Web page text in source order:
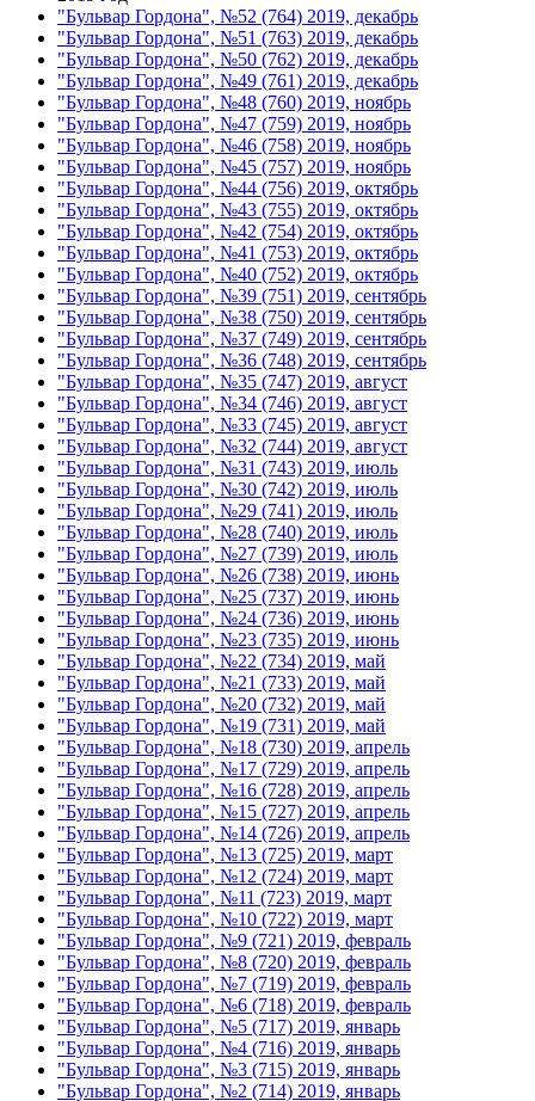
"Бульвар Гордона", №52 (764) 2019, декабрь
"Бульвар Гордона", №51 (763) 2019, декабрь
"Бульвар Гордона", №50 (762) 2019, декабрь
"Бульвар Гордона", №49 (761) 2019, декабрь
"Бульвар Гордона", №48 (760) 2019, ноябрь
"Бульвар Гордона", №47 (759) 2019, ноябрь
"Бульвар Гордона", №46 (758) 2019, ноябрь
"Бульвар Гордона", №45 (757) 2019, ноябрь
"Бульвар Гордона", №44 (756) 2019, октябрь
"Бульвар Гордона", №43 (755) 2019, октябрь
"Бульвар Гордона", №42 (754) 2019, октябрь
"Бульвар Гордона", №41 (753) 2019, октябрь
"Бульвар Гордона", №40 (752) 2019, октябрь
"Бульвар Гордона", №39 (751) 2019, сентябрь
"Бульвар Гордона", №38 (750) 2019, сентябрь
"Бульвар Гордона", №37 (749) 2019, сентябрь
"Бульвар Гордона", №36 (748) 2019, сентябрь
"Бульвар Гордона", №35 (747) 2019, август
"Бульвар Гордона", №34 (746) 2019, август
"Бульвар Гордона", №33 (745) 2019, август
"Бульвар Гордона", №32 (744) 2019, август
"Бульвар Гордона", №31 (743) 2019, июль
"Бульвар Гордона", №30 (742) 2019, июль
"Бульвар Гордона", №29 (741) 2019, июль
"Бульвар Гордона", №28 (740) 2019, июль
"Бульвар Гордона", №27 (739) 2019, июль
"Бульвар Гордона", №26 (738) 2019, июнь
"Бульвар Гордона", №25 (737) 2019, июнь
"Бульвар Гордона", №24 (736) 2019, июнь
"Бульвар Гордона", №23 (735) 2019, июнь
"Бульвар Гордона", №22 (734) 2019, май
"Бульвар Гордона", №21 (733) 2019, май
"Бульвар Гордона", №20 (732) 2019, май
"Бульвар Гордона", №19 (731) 2019, май
"Бульвар Гордона", №18 (730) 2019, апрель
"Бульвар Гордона", №17 (729) 2019, апрель
"Бульвар Гордона", №16 (728) 2019, апрель
"Бульвар Гордона", №15 (727) 2019, апрель
"Бульвар Гордона", №14 (726) 2019, апрель
"Бульвар Гордона", №13 (725) 2019, март
"Бульвар Гордона", №12 (724) 2019, март
"Бульвар Гордона", №11 (723) 2019, март
"Бульвар Гордона", №10 (722) 2019, март
"Бульвар Гордона", №9 (721) 2019, февраль
"Бульвар Гордона", №8 (720) 2019, февраль
"Бульвар Гордона", №7 (719) 2019, февраль
"Бульвар Гордона", №6 (718) 2019, февраль
"Бульвар Гордона", №5 (717) 2019, январь
"Бульвар Гордона", №4 (716) 2019, январь
"Бульвар Гордона", №3 (715) 2019, январь
"Бульвар Гордона", №2 (714) 2019, январь